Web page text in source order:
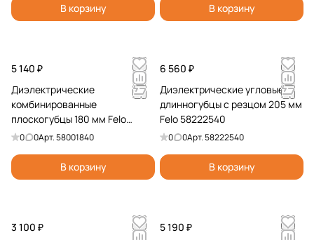
В корзину В корзину
5 140 ₽
Диэлектрические
комбинированные
плоскогубцы 180 мм Felo
58001840
0 0Арт.58001840
В корзину
6 560 ₽
Диэлектрические угловые
длинногубцы с резцом 205 мм
Felo 58222540
0 0Арт.58222540
В корзину
3 100 ₽
5 190 ₽